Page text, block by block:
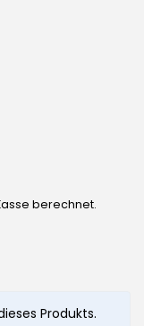
berechnet.
Produkts.